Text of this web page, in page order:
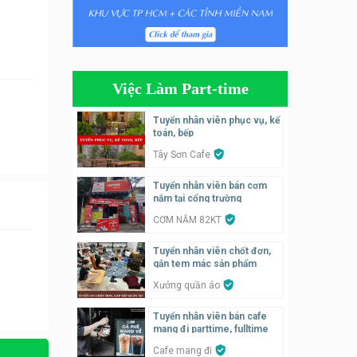
Tuyển nhân viên bán hàng,
giữ xe parttime – Kibo Kid
video parttime
Công ty
phục vụ bàn
Tuyển nhân viên phụ quán ăn
– hỗ trợ ăn ở
Quán bánh đa cua
Tuyển nhân viên bán hàng
parttime
GÀ GÔ FASTFOOD
Việc Làm Part-time
Tuyển nhân viên phục vụ, kế
toán, bếp
Tây Sơn Cafe
Tuyển nhân viên bán cơm
nắm tại cổng trường
CƠM NẮM 82KT
Tuyển nhân viên chốt đơn,
gắn tem mác sản phẩm
Xưởng quần áo
Tuyển nhân viên bán cafe
mang đi parttime, fulltime
Cafe mang đi